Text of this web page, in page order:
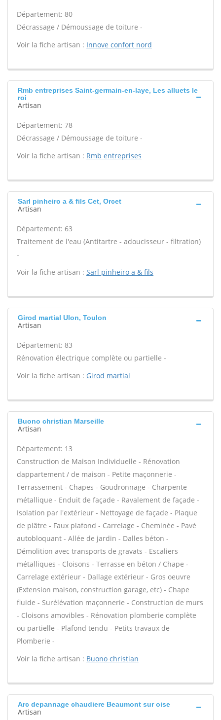
Département: 80
Décrassage / Démoussage de toiture -
Voir la fiche artisan : Innove confort nord
Rmb entreprises Saint-germain-en-laye, Les alluets le
roi
Artisan
Département: 78
Décrassage / Démoussage de toiture -
Voir la fiche artisan : Rmb entreprises
Sarl pinheiro a & fils Cet, Orcet
Artisan
Département: 63
Traitement de l'eau (Antitartre - adoucisseur - filtration)
-
Voir la fiche artisan : Sarl pinheiro a & fils
Girod martial Ulon, Toulon
Artisan
Département: 83
Rénovation électrique complète ou partielle -
Voir la fiche artisan : Girod martial
Buono christian Marseille
Artisan
Département: 13
Construction de Maison Individuelle - Rénovation
dappartement / de maison - Petite maçonnerie -
Terrassement - Chapes - Goudronnage - Charpente
métallique - Enduit de façade - Ravalement de façade -
Isolation par l'extérieur - Nettoyage de façade - Plaque
de plâtre - Faux plafond - Carrelage - Cheminée - Pavé
autobloquant - Allée de jardin - Dalles béton -
Démolition avec transports de gravats - Escaliers
métalliques - Cloisons - Terrasse en béton / Chape -
Carrelage extérieur - Dallage extérieur - Gros oeuvre
(Extension maison, construction garage, etc) - Chape
fluide - Surélévation maçonnerie - Construction de murs
- Cloisons amovibles - Rénovation plomberie complète
ou partielle - Plafond tendu - Petits travaux de
Plomberie -
Voir la fiche artisan : Buono christian
Arc depannage chaudiere Beaumont sur oise
Artisan